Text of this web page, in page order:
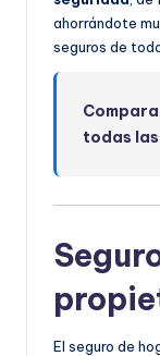
ahorrándote
seguros de
todas
El seguro de